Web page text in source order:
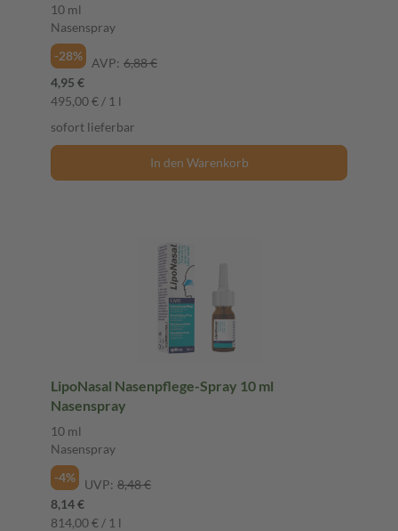
10 ml
Nasenspray
-28%
AVP: 6,88 €
4,95 €
495,00 € / 1 l
sofort lieferbar
In den Warenkorb
LipoNasal Nasenpflege-Spray 10 ml
Nasenspray
10 ml
Nasenspray
-4%
UVP: 8,48 €
8,14 €
814,00 € / 1 l